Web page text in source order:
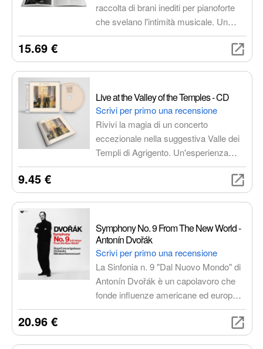
raccolta di brani inediti per pianoforte
che svelano l'intimità musicale. Un
viaggio emozionale attraverso melodie
amanti del pianoforte e della musica
scoprire e custodire.
15.69 €
Live at the Valley of the Temples - CD
Scrivi per primo una recensione
Rivivi la magia di un concerto
eccezionale nella suggestiva Valle dei
Templi di Agrigento. Un'esperienza
sonora unica per gli amanti della
musica live e dei luoghi ricchi di storia
e fascino.
9.45 €
Symphony No. 9 From The New World -
Antonín Dvořák
Scrivi per primo una recensione
La Sinfonia n. 9 "Dal Nuovo Mondo" di
Antonín Dvořák è un capolavoro che
fonde influenze americane ed europee
in un'esperienza musicale
20.96 €